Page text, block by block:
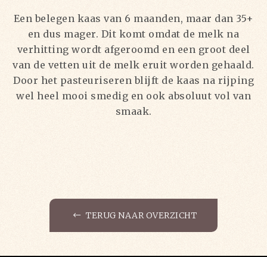
Een belegen kaas van 6 maanden, maar dan 35+
en dus mager. Dit komt omdat de melk na
verhitting wordt afgeroomd en een groot deel
van de vetten uit de melk eruit worden gehaald.
Door het pasteuriseren blijft de kaas na rijping
wel heel mooi smedig en ook absoluut vol van
smaak.
TERUG NAAR OVERZICHT